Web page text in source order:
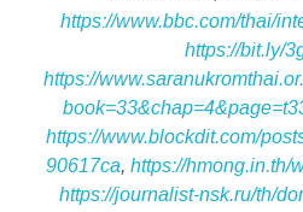
https://www.bbc.com/thai/
https://bit.ly/
https://
https://www.blockdit.com/
90617ca, https://hmong.in.th/
https://journalist-nsk.ru/th/